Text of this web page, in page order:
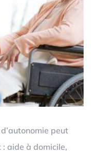
peut
aide à domicile,